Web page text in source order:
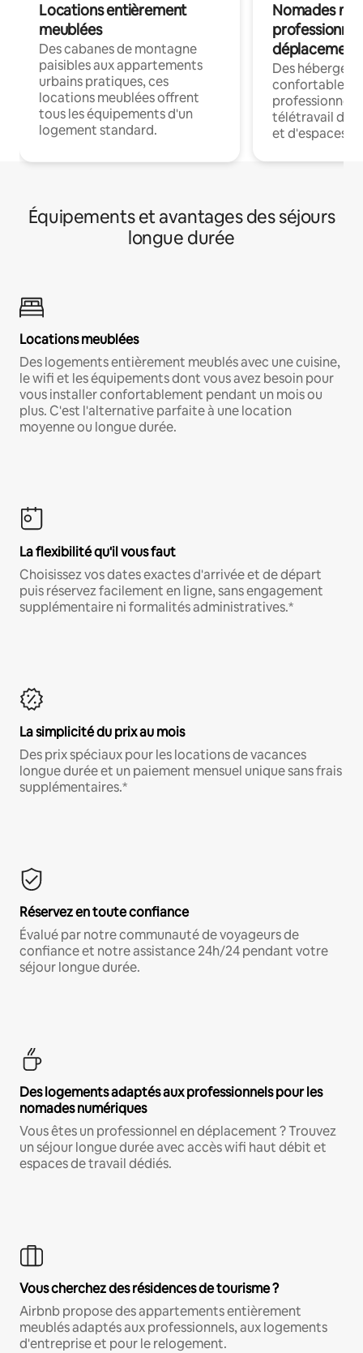
Locations entièrement
meublées
Des cabanes de montagne
paisibles aux appartements
urbains pratiques, ces
locations meublées offrent
tous les équipements d'un
logement standard.
Nomades
déplacement
Des
confortables
professionnels
télétravail
et d'espaces
Équipements et avantages des séjours
longue durée
Locations meublées
Des logements entièrement meublés avec une cuisine,
le wifi et les équipements dont vous avez besoin pour
vous installer confortablement pendant un mois ou
plus. C'est l'alternative parfaite à une location
moyenne ou longue durée.
La flexibilité qu'il vous faut
Choisissez vos dates exactes d'arrivée et de départ
puis réservez facilement en ligne, sans engagement
supplémentaire ni formalités administratives.*
La simplicité du prix au mois
Des prix spéciaux pour les locations de vacances
longue durée et un paiement mensuel unique sans frais
supplémentaires.*
Réservez en toute confiance
Évalué par notre communauté de voyageurs de
confiance et notre assistance 24h/24 pendant votre
séjour longue durée.
Des logements adaptés aux professionnels pour les
nomades numériques
Vous êtes un professionnel en déplacement ? Trouvez
un séjour longue durée avec accès wifi haut débit et
espaces de travail dédiés.
Vous cherchez des résidences de tourisme ?
Airbnb propose des appartements entièrement
meublés adaptés aux professionnels, aux logements
d'entreprise et pour le relogement.